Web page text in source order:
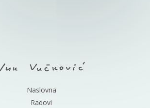
Naslovna
Radovi